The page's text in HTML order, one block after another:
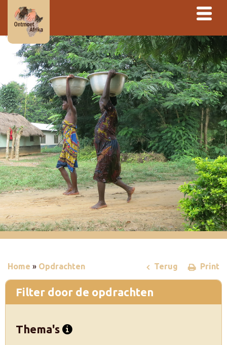
Home » Opdrachten Print
Terug
Filter door de opdrachten
Thema's